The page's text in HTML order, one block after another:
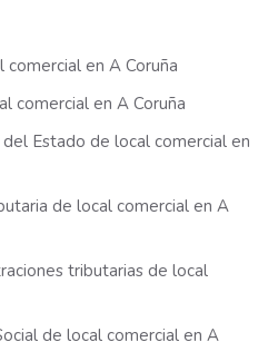
comercial en A Coruña
comercial en A Coruña
Estado de local comercial en
de local comercial en A
tributarias de local
de local comercial en A